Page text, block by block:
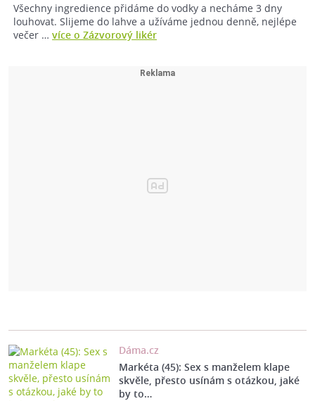
Všechny ingredience přidáme do vodky a necháme 3 dny
louhovat. Slijeme do lahve a užíváme jednou denně, nejlépe
večer … více o Zázvorový likér
Dáma.cz
Markéta (45): Sex s manželem klape
skvěle, přesto usínám s otázkou, jaké
by to…